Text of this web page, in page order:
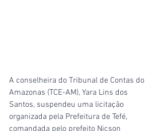
A conselheira do Tribunal de Contas do
Amazonas (TCE-AM), Yara Lins dos
Santos, suspendeu uma licitação
organizada pela Prefeitura de Tefé,